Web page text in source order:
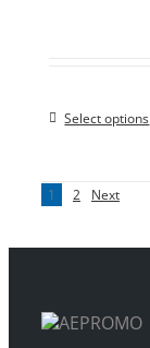
Select options
1 2 Next